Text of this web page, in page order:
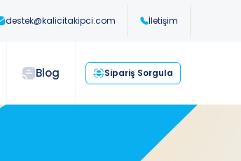
destek@kalicitakipci.com İletişim
Blog Sipariş Sorgula